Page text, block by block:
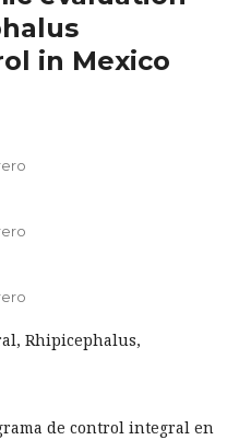
in Mexico
Rhipicephalus,
de control integral en